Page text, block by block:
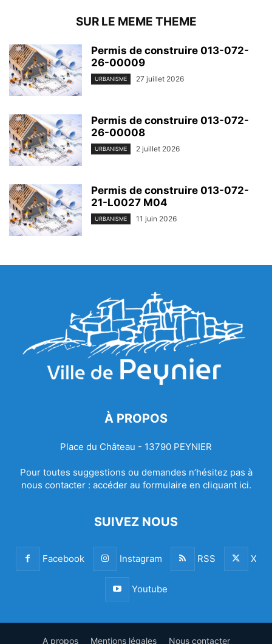
SUR LE MEME THEME
Permis de construire 013-072-
26-00009
URBANISME 27 juillet 2026
Permis de construire 013-072-
26-00008
URBANISME 2 juillet 2026
Permis de construire 013-072-
21-L0027 M04
URBANISME 11 juin 2026
À PROPOS
Place du Château - 13790 PEYNIER
Pour toutes suggestions ou demandes n’hésitez pas à
nous contacter : accéder au formulaire en cliquant ici.
SUIVEZ NOUS
Facebook Instagram RSS X
Youtube
A propos Mentions légales Nous contacter